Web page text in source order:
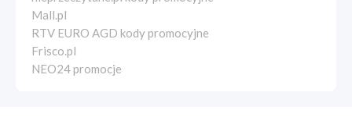
Mall.pl
RTV EURO AGD kody promocyjne
Frisco.pl
NEO24 promocje